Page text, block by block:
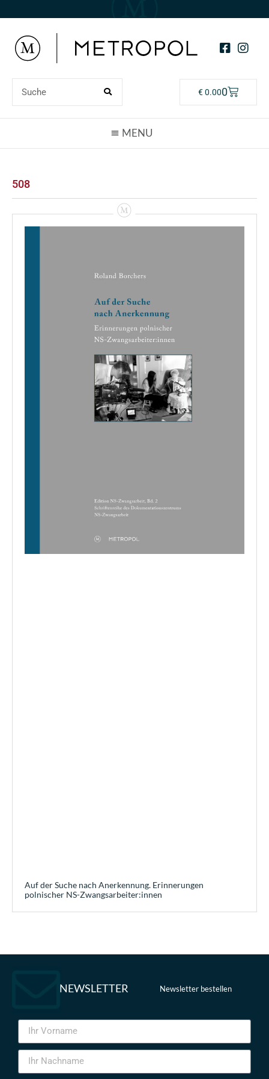
€0.000
508
Auf der Suche nach Anerkennung. Erinnerungen
polnischer NS-Zwangsarbeiter:innen
NEWSLETTER Newsletter bestellen